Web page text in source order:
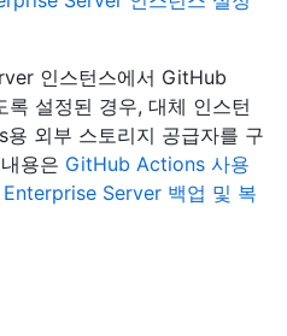
인스턴스에서 GitHub
설정된 경우, 대체 인스턴
외부 스토리지 공급자를 구
용은 GitHub Actions 사용
Server 백업 및 복